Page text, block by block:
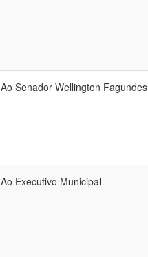
Ao Senador Wellington Fagundes
Ao Executivo Municipal